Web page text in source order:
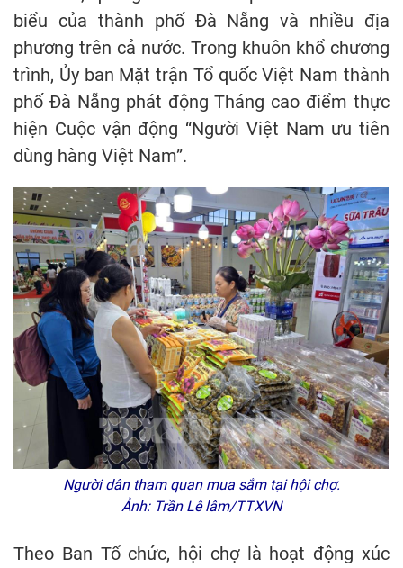
biểu của thành phố Đà Nẵng và nhiều địa
phương trên cả nước. Trong khuôn khổ chương
trình, Ủy ban Mặt trận Tổ quốc Việt Nam thành
phố Đà Nẵng phát động Tháng cao điểm thực
hiện Cuộc vận động “Người Việt Nam ưu tiên
dùng hàng Việt Nam”.
Người dân tham quan mua sắm tại hội chợ.
Ảnh: Trần Lê lâm/TTXVN
Theo Ban Tổ chức, hội chợ là hoạt động xúc